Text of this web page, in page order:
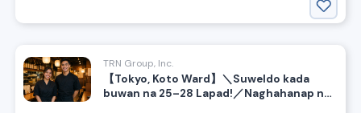
TRN Group, Inc.
【Tokyo, Koto Ward】＼Suweldo kada
buwan na 25–28 Lapad!／Naghahanap ng